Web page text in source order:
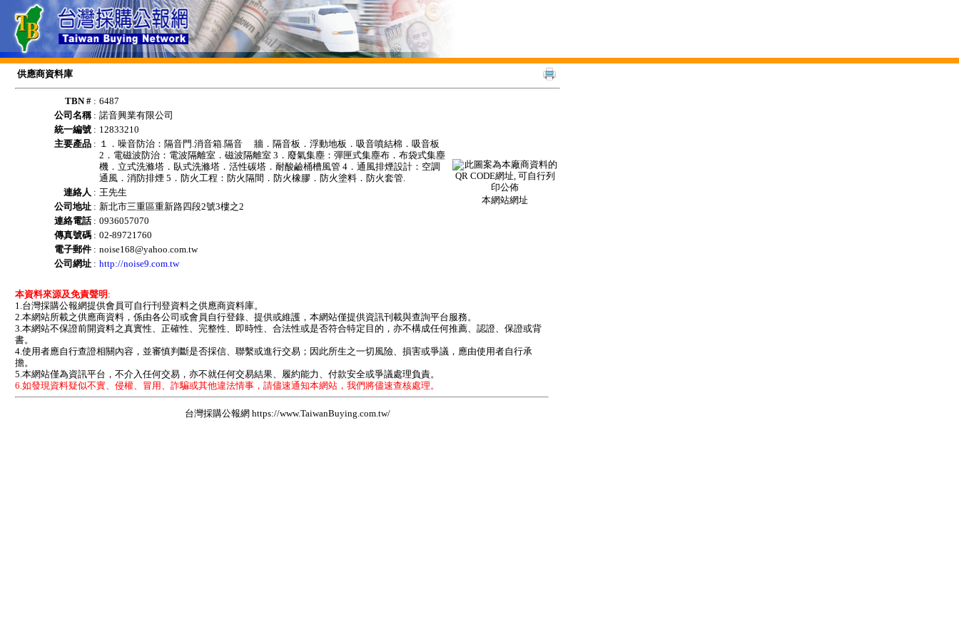
供應商資料庫
TBN # : 6487
本網站網址
公司名稱: 諾音興業有限公司
統一編號 : 12833210
主要產品 : １．噪音防治：隔音門.消音箱.隔音 牆．隔音板．浮動地板．吸音噴結棉．吸音板
2．電磁波防治：電波隔離室．磁波隔離室 3．廢氣集塵：彈匣式集塵布．布袋式集塵
機．立式洗滌塔．臥式洗滌塔．活性碳塔．耐酸鹼桶槽風管 4．通風排煙設計：空調
通風．消防排煙 5．防火工程：防火隔間．防火橡膠．防火塗料．防火套管.
連絡人 : 王先生
公司地址 : 新北市三重區重新路四段2號3樓之2
連絡電話: 0936057070
傳真號碼 : 02-89721760
電子郵件 : noise168@yahoo.com.tw
公司網址 : http://noise9.com.tw
本資料來源及免責聲明 :
1.台灣採購公報網提供會員可自行刊登資料之供應商資料庫。
2.本網站所載之供應商資料，係由各公司或會員自行登錄、提供或維護，本網站僅提供資訊刊載與查詢平台服務。
3.本網站不保證前開資料之真實性、正確性、完整性、即時性、合法性或是否符合特定目的，亦不構成任何推薦、認證、保證或背
書。
4.使用者應自行查證相關內容，並審慎判斷是否採信、聯繫或進行交易；因此所生之一切風險、損害或爭議，應由使用者自行承
擔。
5.本網站僅為資訊平台，不介入任何交易，亦不就任何交易結果、履約能力、付款安全或爭議處理負責。
6.如發現資料疑似不實、侵權、冒用、詐騙或其他違法情事，請儘速通知本網站，我們將儘速查核處理。
台灣採購公報網 https://www.TaiwanBuying.com.tw/